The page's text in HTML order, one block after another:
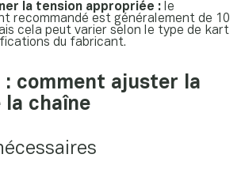
la tension appropriée : le
recommandé est généralement de 10
cela peut varier selon le type de kart
du fabricant.
comment ajuster la
la chaîne